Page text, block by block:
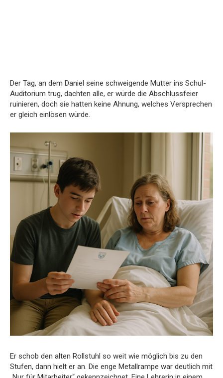
Der Tag, an dem Daniel seine schweigende Mutter ins Schul-
Auditorium trug, dachten alle, er würde die Abschlussfeier
ruinieren, doch sie hatten keine Ahnung, welches Versprechen
er gleich einlösen würde.
Er schob den alten Rollstuhl so weit wie möglich bis zu den
Stufen, dann hielt er an. Die enge Metallrampe war deutlich mit